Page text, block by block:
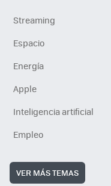
Streaming
Espacio
Energía
Apple
Inteligencia artificial
Empleo
VER MÁS TEMAS